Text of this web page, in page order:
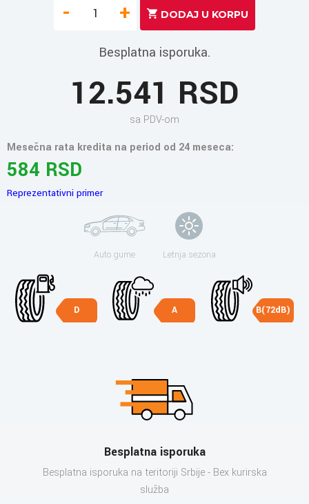
- +
Besplatna isporuka.
12.541 RSD
sa PDV-om
Mesečna rata kredita na period od 24 meseca:
584 RSD
Reprezentativni primer
Auto gume Letnja sezona
D A B(72dB)
Besplatna isporuka
Besplatna isporuka na teritoriji Srbije - Bex kurirska
služba